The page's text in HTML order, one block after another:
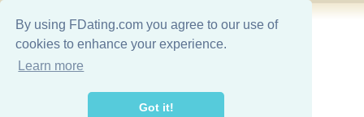
By using FDating.com you agree to our use of
cookies to enhance your experience.
Learn more
Got it!